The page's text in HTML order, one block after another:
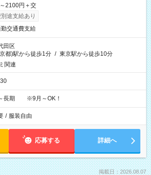
2100円＋交
途支給あり
交通費支給
田区
都)駅から徒歩1分 / 東京駅から徒歩10分
関連
長期 ※9月～OK！
/ 服装自由
応募する 詳細へ
掲載日：2026.08.07